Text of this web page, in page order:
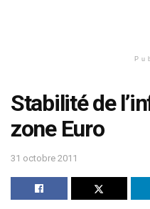
Stabilité de
zone Euro
31 octobre 2011